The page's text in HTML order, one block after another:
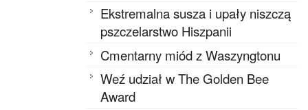
Ekstremalna susza i upały niszczą
pszczelarstwo Hiszpanii
Cmentarny miód z Waszyngtonu
Weź udział w The Golden Bee
Award